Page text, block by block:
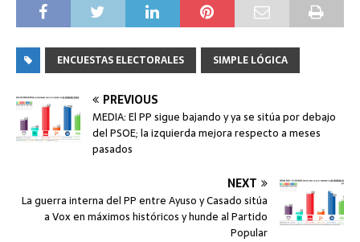
ENCUESTAS ELECTORALES SIMPLE LÓGICA
PREVIOUS
MEDIA: El PP sigue bajando y ya se sitúa por debajo
del PSOE; la izquierda mejora respecto a meses
pasados
NEXT
La guerra interna del PP entre Ayuso y Casado sitúa
a Vox en máximos históricos y hunde al Partido
Popular